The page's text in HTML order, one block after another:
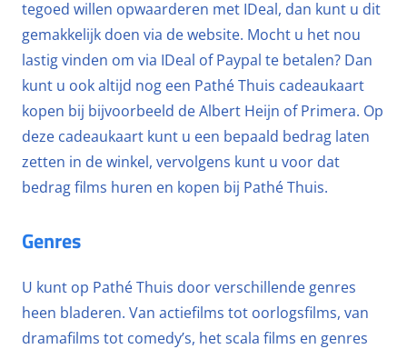
tegoed willen opwaarderen met IDeal, dan kunt u dit
gemakkelijk doen via de website. Mocht u het nou
lastig vinden om via IDeal of Paypal te betalen? Dan
kunt u ook altijd nog een Pathé Thuis cadeaukaart
kopen bij bijvoorbeeld de Albert Heijn of Primera. Op
deze cadeaukaart kunt u een bepaald bedrag laten
zetten in de winkel, vervolgens kunt u voor dat
bedrag films huren en kopen bij Pathé Thuis.
Genres
U kunt op Pathé Thuis door verschillende genres
heen bladeren. Van actiefilms tot oorlogsfilms, van
dramafilms tot comedy’s, het scala films en genres